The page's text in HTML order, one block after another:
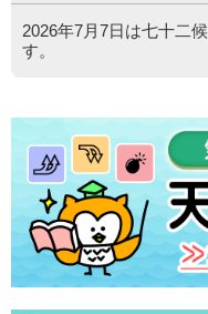
2026年7月7日は七十二
す。